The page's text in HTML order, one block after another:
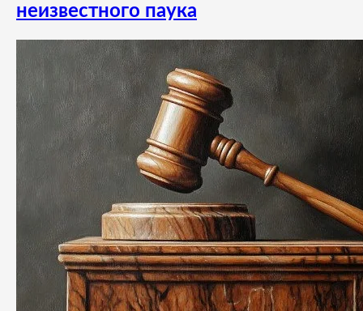
неизвестного паука